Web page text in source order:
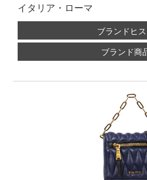
イタリア・ローマ
ブランドヒ
ブランド商